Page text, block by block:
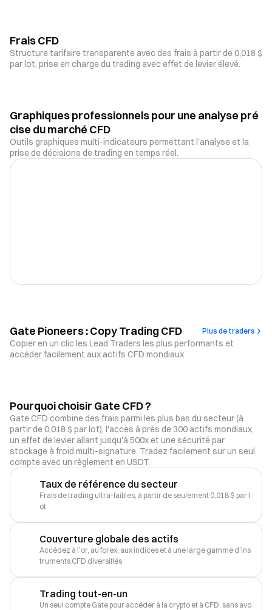
Frais CFD
Structure tarifaire transparente avec des frais à partir de 0,018 $
par lot, prise en charge du trading avec effet de levier élevé.
Graphiques professionnels pour une analyse pré
cise du marché CFD
Outils graphiques multi-indicateurs permettant l'analyse et la
prise de décisions de trading en temps réel.
Gate Pioneers : Copy Trading CFD Plus de traders
Copier en un clic les Lead Traders les plus performants et
accéder facilement aux actifs CFD mondiaux.
Pourquoi choisir Gate CFD ?
Gate CFD combine des frais parmi les plus bas du secteur (à
partir de 0,018 $ par lot), l'accès à près de 300 actifs mondiaux,
un effet de levier allant jusqu'à 500x et une sécurité par
stockage à froid multi-signature. Tradez facilement sur un seul
compte avec un règlement en USDT.
Taux de référence du secteur
Frais de trading ultra-faibles, à partir de seulement 0,018 $ par l
ot
Couverture globale des actifs
Accédez à l’or, au forex, aux indices et à une large gamme d’ins
truments CFD diversifiés
Trading tout-en-un
Un seul compte Gate pour accéder à la crypto et à CFD, sans avo